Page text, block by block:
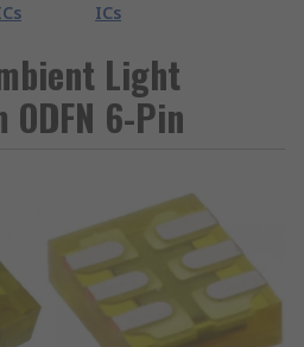
ICs
Light
6-Pin